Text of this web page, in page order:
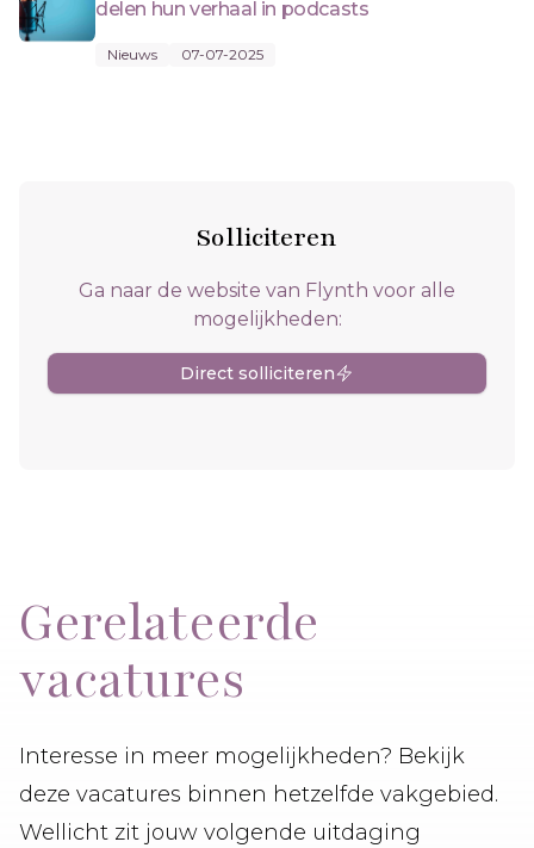
delen hun verhaal in podcasts
Nieuws 07-07-2025
Solliciteren
Ga naar de website van Flynth voor alle
mogelijkheden:
Direct solliciteren
Gerelateerde
vacatures
Interesse in meer mogelijkheden? Bekijk
deze vacatures binnen hetzelfde vakgebied.
Wellicht zit jouw volgende uitdaging